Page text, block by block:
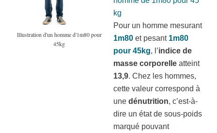
Illustration d'un homme d'1m80 pour
45kg
kg
Pour un homme mesurant
1m80 et pesant 1m80
pour 45kg, l’indice de
masse corporelle atteint
13,9. Chez les hommes,
cette valeur correspond à
une dénutrition, c’est-à-
dire un état de sous-poids
marqué pouvant